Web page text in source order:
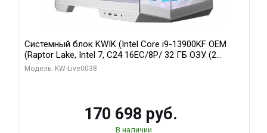
Системный блок KWIK (Intel Core i9-13900KF OEM
(Raptor Lake, Intel 7, C24 16EC/8P/ 32 ГБ ОЗУ (2
модуля)/ Gigabyte RX9070XT GAMING OC 16GB GDDR6
Модель: KW-Live0038
170 698 руб.
В наличии